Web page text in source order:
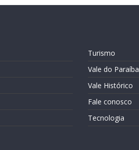
Turismo
Vale do Paraíba
Vale Histórico
Fale conosco
Tecnologia